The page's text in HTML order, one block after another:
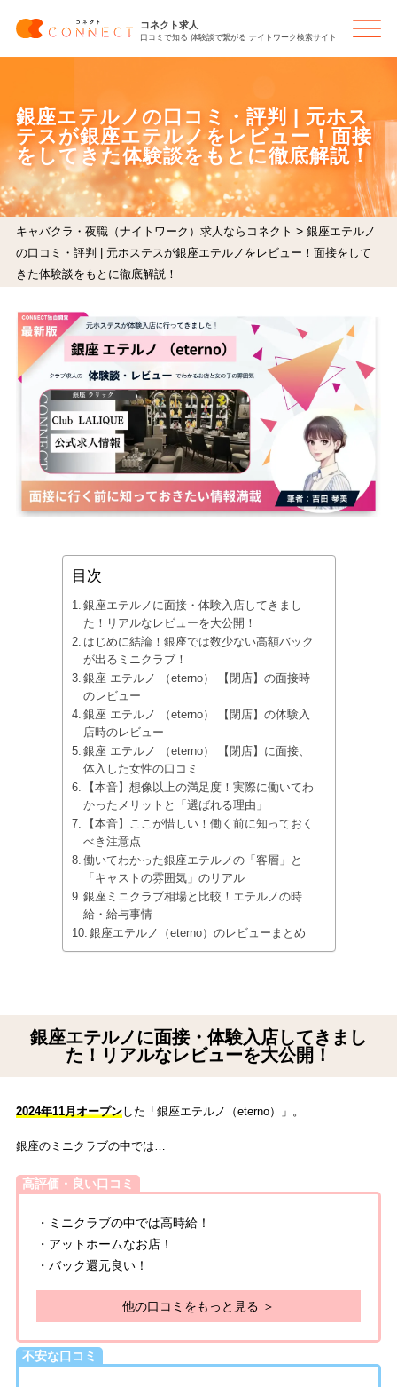
コネクト求人
口コミで知る 体験談で繋がる ナイトワーク検索サイト
銀座エテルノの口コミ・評判 | 元ホス
テスが銀座エテルノをレビュー！面接
をしてきた体験談をもとに徹底解説！
キャバクラ・夜職（ナイトワーク）求人ならコネクト > 銀座エテルノ
の口コミ・評判 | 元ホステスが銀座エテルノをレビュー！面接をして
きた体験談をもとに徹底解説！
目次
銀座エテルノに面接・体験入店してきまし
た！リアルなレビューを大公開！
はじめに結論！銀座では数少ない高額バック
が出るミニクラブ！
銀座 エテルノ （eterno） 【閉店】の面接時
のレビュー
銀座 エテルノ （eterno） 【閉店】の体験入
店時のレビュー
銀座 エテルノ （eterno） 【閉店】に面接、
体入した女性の口コミ
【本音】想像以上の満足度！実際に働いてわ
かったメリットと「選ばれる理由」
【本音】ここが惜しい！働く前に知っておく
べき注意点
働いてわかった銀座エテルノの「客層」と
「キャストの雰囲気」のリアル
銀座ミニクラブ相場と比較！エテルノの時
給・給与事情
銀座エテルノ（eterno）のレビューまとめ
銀座エテルノに面接・体験入店してきまし
た！リアルなレビューを大公開！
2024年11月オープンした「銀座エテルノ（eterno）」。
銀座のミニクラブの中では…
高評価・良い口コミ
・ミニクラブの中では高時給！
・アットホームなお店！
・バック還元良い！
他の口コミをもっと見る ＞
不安な口コミ